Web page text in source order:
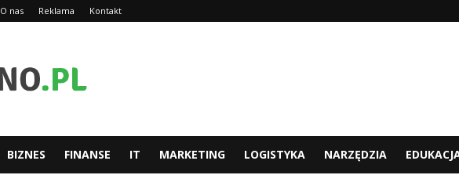
O nas Reklama Kontakt
BIZNES FINANSE IT MARKETING LOGISTYKA NARZĘDZIA